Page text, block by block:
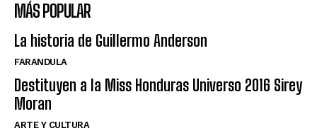
MÁS POPULAR
La historia de Guillermo Anderson
FARANDULA
Destituyen a la Miss Honduras Universo 2016 Sirey
Moran
ARTE Y CULTURA